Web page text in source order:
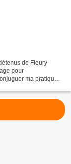
de Fleury-
pour
ma pratique